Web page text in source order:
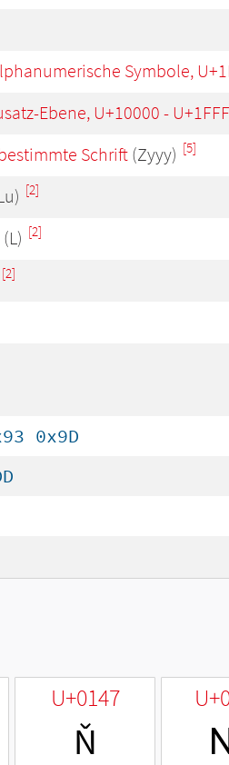
Symbole,
Ebene, U+10000 -
Schrift (Zyyy) [5]
[2]
(L) [2]
[2]
0x9D
U+0147
Ň